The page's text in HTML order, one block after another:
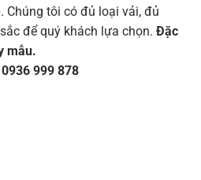
Chúng tôi có đủ loại vải, đủ
để quý khách lựa chọn. Đặc
mẫu.
999 878